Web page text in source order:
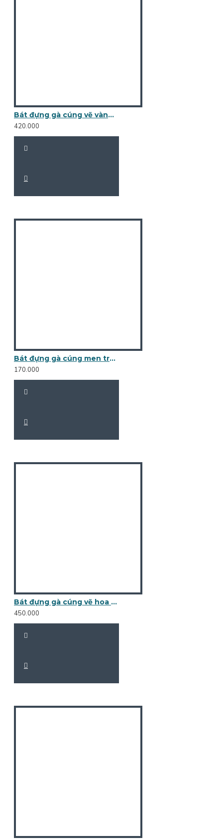
Bát đựng gà cúng vẽ vàng kim BG01
420.000
Bát đựng gà cúng men trắng BG01A
170.000
Bát đựng gà cúng vẽ hoa dây móc BG03
450.000